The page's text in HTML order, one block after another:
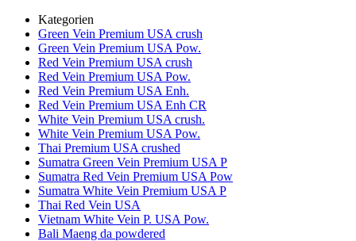
Kategorien
Green Vein Premium USA crush
Green Vein Premium USA Pow.
Red Vein Premium USA crush
Red Vein Premium USA Pow.
Red Vein Premium USA Enh.
Red Vein Premium USA Enh CR
White Vein Premium USA crush.
White Vein Premium USA Pow.
Thai Premium USA crushed
Sumatra Green Vein Premium USA P
Sumatra Red Vein Premium USA Pow
Sumatra White Vein Premium USA P
Thai Red Vein USA
Vietnam White Vein P. USA Pow.
Bali Maeng da powdered